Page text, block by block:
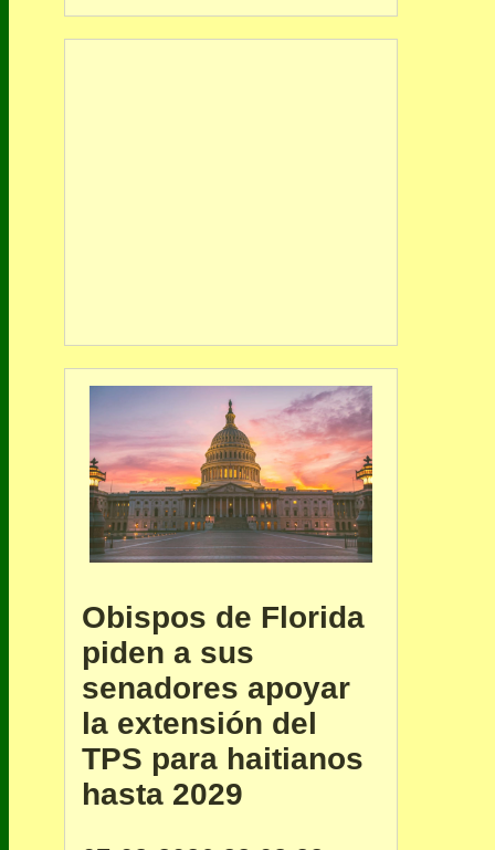
Obispos de Florida
piden a sus
senadores apoyar
la extensión del
TPS para haitianos
hasta 2029